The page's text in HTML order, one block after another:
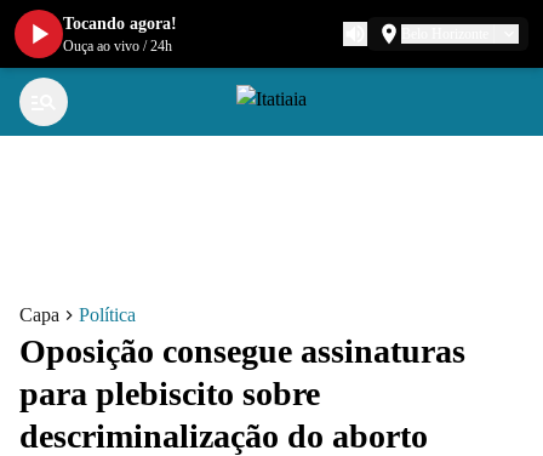
Capa Política
Oposição consegue assinaturas
para plebiscito sobre
descriminalização do aborto
Tocando agora!
Ouça ao vivo /24h